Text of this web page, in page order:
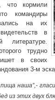
что кормили
командиры
на их
в
литературе.
трудно
в своих
3-м
наша”,-
из этих двух